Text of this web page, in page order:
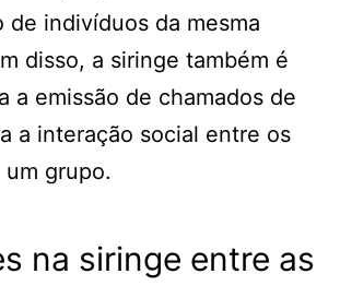
de indivíduos da mesma
disso, a siringe também é
a emissão de chamados de
a interação social entre os
grupo.
na siringe entre as